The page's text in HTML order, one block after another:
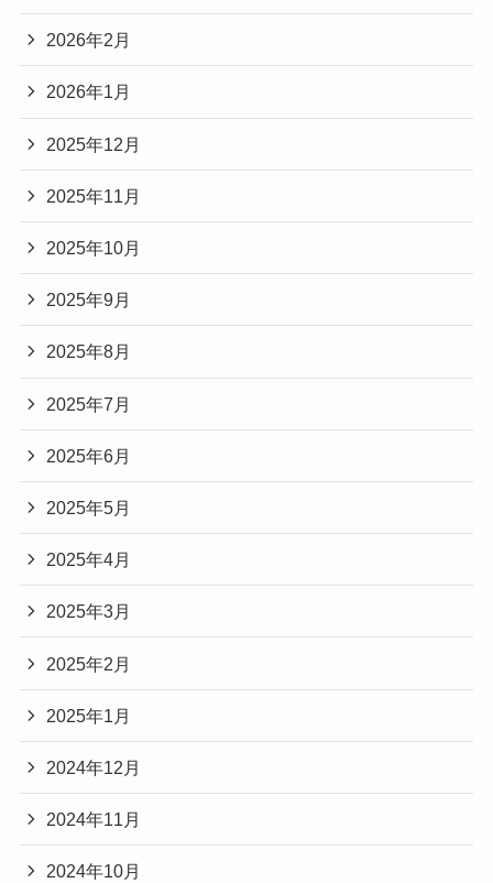
2026年2月
2026年1月
2025年12月
2025年11月
2025年10月
2025年9月
2025年8月
2025年7月
2025年6月
2025年5月
2025年4月
2025年3月
2025年2月
2025年1月
2024年12月
2024年11月
2024年10月